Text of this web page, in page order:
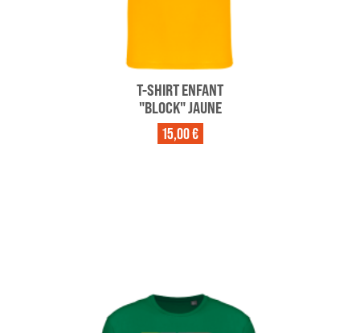
T-SHIRT ENFANT
"BLOCK" JAUNE
15,00 €